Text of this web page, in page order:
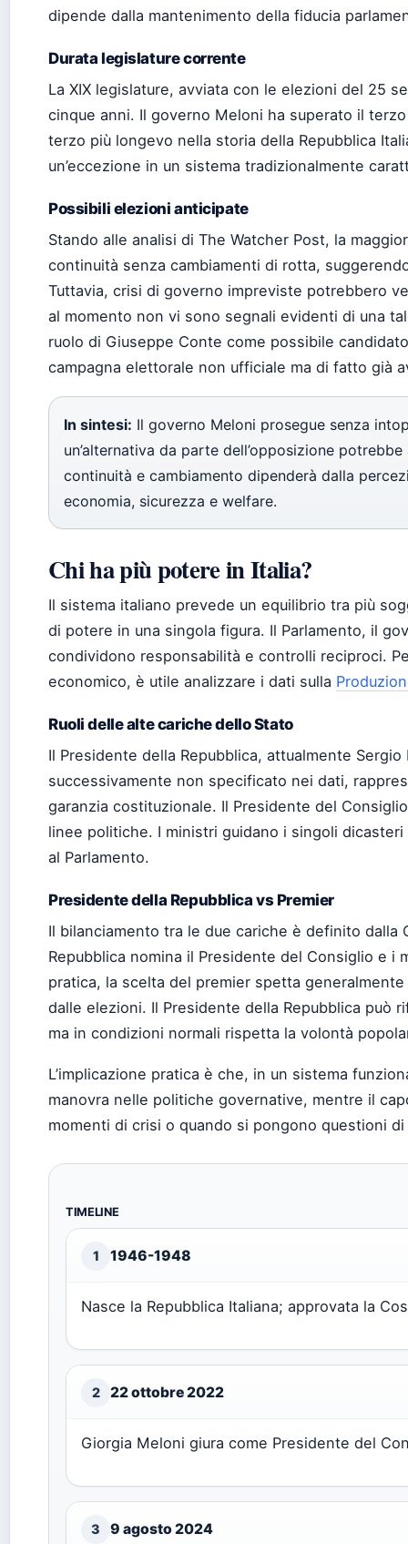
dipende dalla mantenimento della fiducia
Durata legislature corrente
La XIX legislature, avviata con le elezioni del 25
cinque anni. Il governo Meloni ha superato il
terzo più longevo nella storia della Repubblica
un’eccezione in un sistema tradizionalmente
Possibili elezioni anticipate
Stando alle analisi di The Watcher Post, la
continuità senza cambiamenti di rotta,
Tuttavia, crisi di governo impreviste potrebbero
al momento non vi sono segnali evidenti di una
ruolo di Giuseppe Conte come possibile
campagna elettorale non ufficiale ma di fatto già
In sintesi: Il governo Meloni prosegue senza
un’alternativa da parte dell’opposizione
continuità e cambiamento dipenderà dalla
economia, sicurezza e welfare.
Chi ha più potere in Italia?
Il sistema italiano prevede un equilibrio tra più
di potere in una singola figura. Il Parlamento, il
condividono responsabilità e controlli reciproci.
economico, è utile analizzare i dati sulla
Ruoli delle alte cariche dello Stato
Il Presidente della Repubblica, attualmente
successivamente non specificato nei dati,
garanzia costituzionale. Il Presidente del
linee politiche. I ministri guidano i singoli
al Parlamento.
Presidente della Repubblica vs Premier
Il bilanciamento tra le due cariche è definito dalla
Repubblica nomina il Presidente del Consiglio e i
pratica, la scelta del premier spetta
dalle elezioni. Il Presidente della Repubblica può
ma in condizioni normali rispetta la volontà
L’implicazione pratica è che, in un sistema
manovra nelle politiche governative, mentre il
momenti di crisi o quando si pongono questioni
TIMELINE
1 1946-1948
Nasce la Repubblica Italiana; approvata la
2 22 ottobre 2022
Giorgia Meloni giura come Presidente del
3 9 agosto 2024